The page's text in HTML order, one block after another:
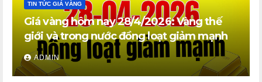
TIN TỨC GIÁ VÀNG
Giá vàng hôm nay 28/4/2026: Vàng thế
giới và trong nước đồng loạt giảm mạnh
ADMIN